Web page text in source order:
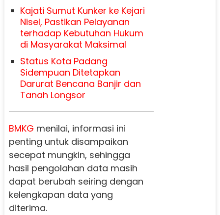
Kajati Sumut Kunker ke Kejari
Nisel, Pastikan Pelayanan
terhadap Kebutuhan Hukum
di Masyarakat Maksimal
Status Kota Padang
Sidempuan Ditetapkan
Darurat Bencana Banjir dan
Tanah Longsor
BMKG menilai, informasi ini
penting untuk disampaikan
secepat mungkin, sehingga
hasil pengolahan data masih
dapat berubah seiring dengan
kelengkapan data yang
diterima.